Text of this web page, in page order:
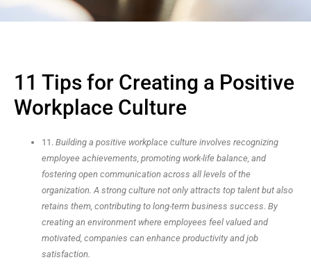
11 Tips for Creating a Positive
Workplace Culture
11. Building a positive workplace culture involves recognizing
employee achievements, promoting work-life balance, and
fostering open communication across all levels of the
organization. A strong culture not only attracts top talent but also
retains them, contributing to long-term business success. By
creating an environment where employees feel valued and
motivated, companies can enhance productivity and job
satisfaction.